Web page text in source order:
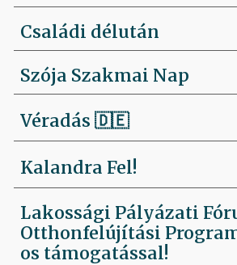
Családi délután
Szója Szakmai Nap
Véradás🇩🇪
Kalandra Fel!
Lakossági Pályázati
Otthonfelújítási
os támogatással!